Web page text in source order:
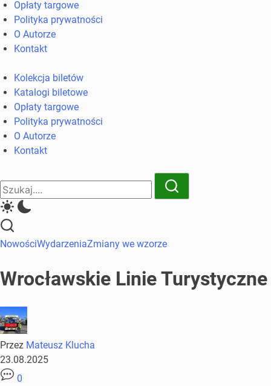
komunikacji
miejskiej
Opłaty targowe
Polityka prywatności
O Autorze
Kontakt
Kolekcja biletów
Katalogi biletowe
Opłaty targowe
Polityka prywatności
O Autorze
Kontakt
Close
Search
Search
NowościWydarzeniaZmiany we wzorze
Wrocławskie Linie
Przez Mateusz Klucha
23.08.2025
0